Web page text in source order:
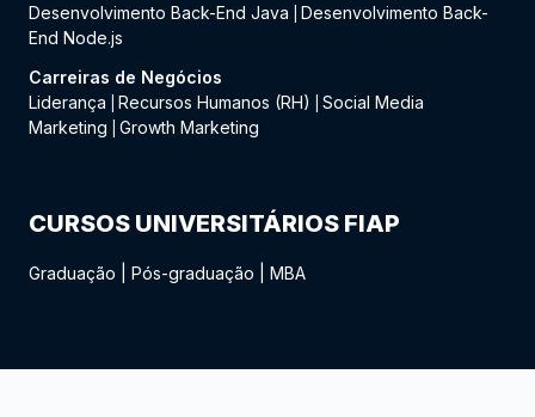
Desenvolvimento Back-End Java
Desenvolvimento Back-
End Node.js
Carreiras de Negócios
Liderança
Recursos Humanos (RH)
Social Media
Marketing
Growth Marketing
CURSOS UNIVERSITÁRIOS FIAP
Graduação Pós-graduação MBA